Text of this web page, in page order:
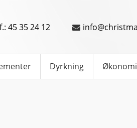
45 35 24 12
Dyrkning Økonomi